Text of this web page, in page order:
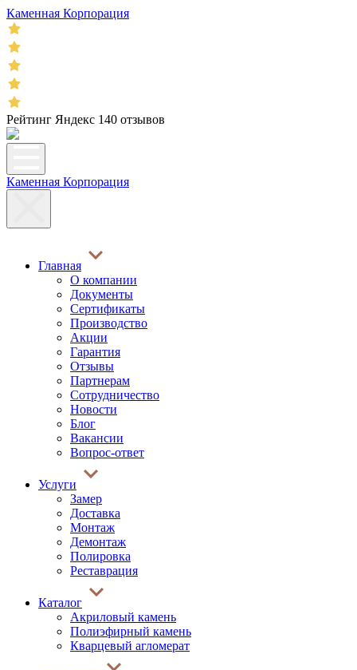
Каменная Корпорация
Рейтинг Яндекс 140 отзывов
Каменная Корпорация
Главная
О компании
Документы
Сертификаты
Производство
Акции
Гарантия
Отзывы
Партнерам
Сотрудничество
Новости
Блог
Вакансии
Вопрос-ответ
Услуги
Замер
Доставка
Монтаж
Демонтаж
Полировка
Реставрация
Каталог
Акриловый камень
Полиэфирный камень
Кварцевый агломерат